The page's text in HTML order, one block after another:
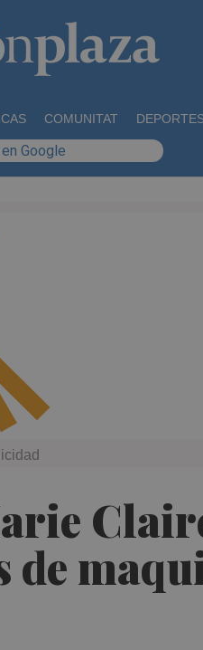
COMUNITAT
Google
de